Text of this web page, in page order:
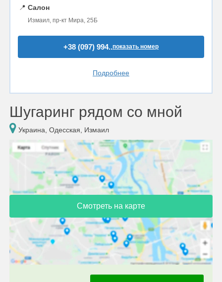
📍 Салон
Измаил, пр-кт Мира, 25Б
+38 (097) 994..показать номер
Подробнее
Шугаринг рядом со мной
Украина, Одесская, Измаил
Смотреть на карте